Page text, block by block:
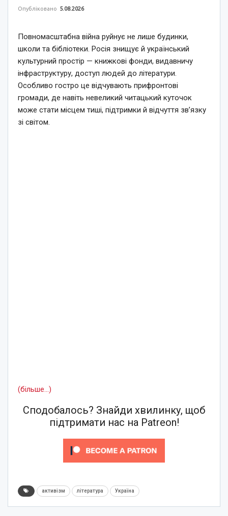
Опубліковано 5.08.2026
Повномасштабна війна руйнує не лише будинки,
школи та бібліотеки. Росія знищує й український
культурний простір — книжкові фонди, видавничу
інфраструктуру, доступ людей до літератури.
Особливо гостро це відчувають прифронтові
громади, де навіть невеликий читацький куточок
може стати місцем тиші, підтримки й відчуття зв’язку
зі світом.
(більше…)
Сподобалось? Знайди хвилинку, щоб
підтримати нас на Patreon!
активізм література Україна